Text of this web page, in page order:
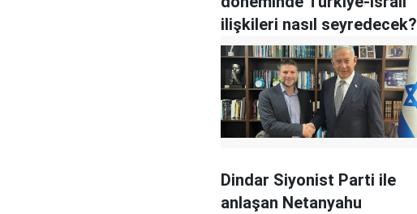
ilişkileri nasıl seyredecek?
Dindar Siyonist Parti ile
anlaşan Netanyahu